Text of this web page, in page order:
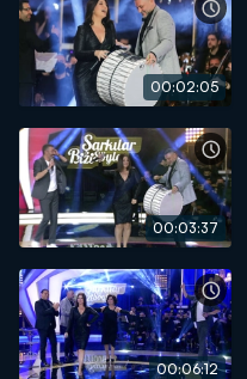
00:02:05
00:03:37
00:06:12